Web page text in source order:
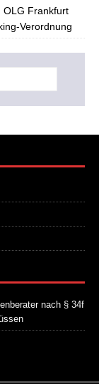
OLG Frankfurt
Verordnung
nach § 34f